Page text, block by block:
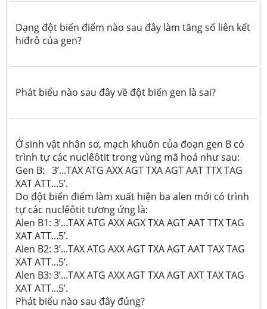
Dạng đột biến điểm nào sau đây làm tăng số liên kết
hiđrô của gen?
Phát biểu nào sau đây về đột biến gen là sai?
Ở sinh vật nhân sơ, mạch khuôn của đoạn gen B có
trình tự các nuclêôtit trong vùng mã hoá như sau:
Gen B: 3’...TAX ATG AXX AGT TXA AGT AAT TTX TAG
XAT ATT...5’.
Do đột biến điểm làm xuất hiện ba alen mới có trình
tự các nuclêôtit tương ứng là:
Alen B1: 3’...TAX ATG AXX AGX TXA AGT AAT TTX TAG
XAT ATT...5’.
Alen B2: 3’...TAX ATG AXX AGT TXA AGT AAT TAX TAG
XAT ATT...5’.
Alen B3: 3’...TAX ATG AXX AGT TXA AGT AXT TAX TAG
XAT ATT...5’.
Phát biểu nào sau đây đúng?